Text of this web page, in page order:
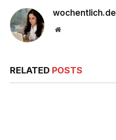
wochentlich.de
Website
RELATED POSTS